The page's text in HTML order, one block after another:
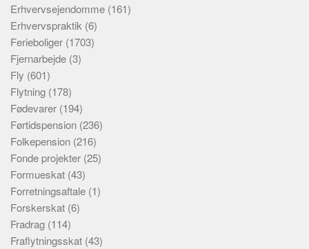
Erhvervsejendomme (161)
Erhvervspraktik (6)
Ferieboliger (1703)
Fjernarbejde (3)
Fly (601)
Flytning (178)
Fødevarer (194)
Førtidspension (236)
Folkepension (216)
Fonde projekter (25)
Formueskat (43)
Forretningsaftale (1)
Forskerskat (6)
Fradrag (114)
Fraflytningsskat (43)